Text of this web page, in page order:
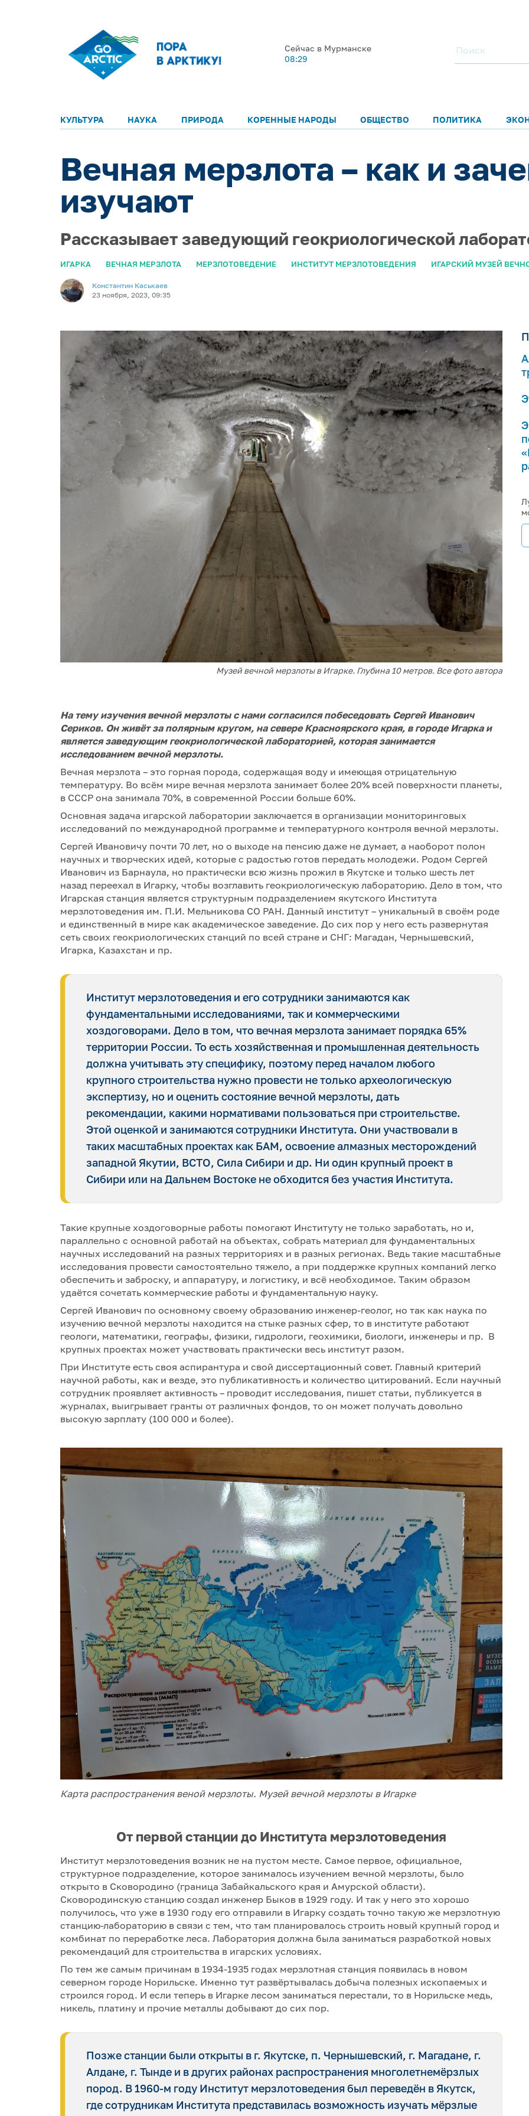
Сейчас в Мурманске
08:29
КУЛЬТУРА НАУКА ПРИРОДА КОРЕННЫЕ НАРОДЫ ОБЩЕСТВО ПОЛИТИКА
Вечная мерзлота – как и
изучают
Рассказывает заведующий геокриологической
ИГАРКА ВЕЧНАЯ МЕРЗЛОТА МЕРЗЛОТОВЕДЕНИЕ ИНСТИТУТ МЕРЗЛОТОВЕДЕНИЯ ИГАРСКИЙ МУЗЕЙ
Константин Каськаев
23 ноября, 2023, 09:35
Музей вечной мерзлоты в Игарке. Глубина 10 метров. Все фото автора
На тему изучения вечной мерзлоты с нами согласился побеседовать Сергей Иванович
Сериков. Он живёт за полярным кругом, на севере Красноярского края, в городе Игарка и
является заведующим геокриологической лабораторией, которая занимается
исследованием вечной мерзлоты.
Вечная мерзлота – это горная порода, содержащая воду и имеющая отрицательную
температуру. Во всём мире вечная мерзлота занимает более 20% всей поверхности планеты,
в СССР она занимала 70%, в современной России больше 60%.
Основная задача игарской лаборатории заключается в организации мониторинговых
исследований по международной программе и температурного контроля вечной мерзлоты.
Сергей Ивановичу почти 70 лет, но о выходе на пенсию даже не думает, а наоборот полон
научных и творческих идей, которые с радостью готов передать молодежи. Родом Сергей
Иванович из Барнаула, но практически всю жизнь прожил в Якутске и только шесть лет
назад переехал в Игарку, чтобы возглавить геокриологическую лабораторию. Дело в том, что
Игарская станция является структурным подразделением якутского Института
мерзлотоведения им. П.И. Мельникова СО РАН. Данный институт – уникальный в своём роде
и единственный в мире как академическое заведение. До сих пор у него есть развернутая
сеть своих геокриологических станций по всей стране и СНГ: Магадан, Чернышевский,
Игарка, Казахстан и пр.
Институт мерзлотоведения и его сотрудники занимаются как
фундаментальными исследованиями, так и коммерческими
хоздоговорами. Дело в том, что вечная мерзлота занимает порядка 65%
территории России. То есть хозяйственная и промышленная деятельность
должна учитывать эту специфику, поэтому перед началом любого
крупного строительства нужно провести не только археологическую
экспертизу, но и оценить состояние вечной мерзлоты, дать
рекомендации, какими нормативами пользоваться при строительстве.
Этой оценкой и занимаются сотрудники Института. Они участвовали в
таких масштабных проектах как БАМ, освоение алмазных месторождений
западной Якутии, ВСТО, Сила Сибири и др. Ни один крупный проект в
Сибири или на Дальнем Востоке не обходится без участия Института.
Такие крупные хоздоговорные работы помогают Институту не только заработать, но и,
параллельно с основной работай на объектах, собрать материал для фундаментальных
научных исследований на разных территориях и в разных регионах. Ведь такие масштабные
исследования провести самостоятельно тяжело, а при поддержке крупных компаний легко
обеспечить и заброску, и аппаратуру, и логистику, и всё необходимое. Таким образом
удаётся сочетать коммерческие работы и фундаментальную науку.
Сергей Иванович по основному своему образованию инженер-геолог, но так как наука по
изучению вечной мерзлоты находится на стыке разных сфер, то в институте работают
геологи, математики, географы, физики, гидрологи, геохимики, биологи, инженеры и пр. В
крупных проектах может участвовать практически весь институт разом.
При Институте есть своя аспирантура и свой диссертационный совет. Главный критерий
научной работы, как и везде, это публикативность и количество цитирований. Если научный
сотрудник проявляет активность – проводит исследования, пишет статьи, публикуется в
журналах, выигрывает гранты от различных фондов, то он может получать довольно
высокую зарплату (100 000 и более).
Карта распространения веной мерзлоты. Музей вечной мерзлоты в Игарке
От первой станции до Института мерзлотоведения
Институт мерзлотоведения возник не на пустом месте. Самое первое, официальное,
структурное подразделение, которое занималось изучением вечной мерзлоты, было
открыто в Сковородино (граница Забайкальского края и Амурской области).
Сковородинскую станцию создал инженер Быков в 1929 году. И так у него это хорошо
получилось, что уже в 1930 году его отправили в Игарку создать точно такую же мерзлотную
станцию-лабораторию в связи с тем, что там планировалось строить новый крупный город и
комбинат по переработке леса. Лаборатория должна была заниматься разработкой новых
рекомендаций для строительства в игарских условиях.
По тем же самым причинам в 1934-1935 годах мерзлотная станция появилась в новом
северном городе Норильске. Именно тут развёртывалась добыча полезных ископаемых и
строился город. И если теперь в Игарке лесом заниматься перестали, то в Норильске медь,
никель, платину и прочие металлы добывают до сих пор.
Позже станции были открыты в г. Якутске, п. Чернышевский, г. Магадане, г.
Алдане, г. Тынде и в других районах распространения многолетнемёрзлых
пород. В 1960-м году Институт мерзлотоведения был переведён в Якутск,
где сотрудникам Института представилась возможность изучать мёрзлые